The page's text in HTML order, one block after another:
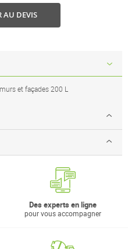
AU DEVIS
et façades 200 L
Des experts en ligne
pour vous accompagner